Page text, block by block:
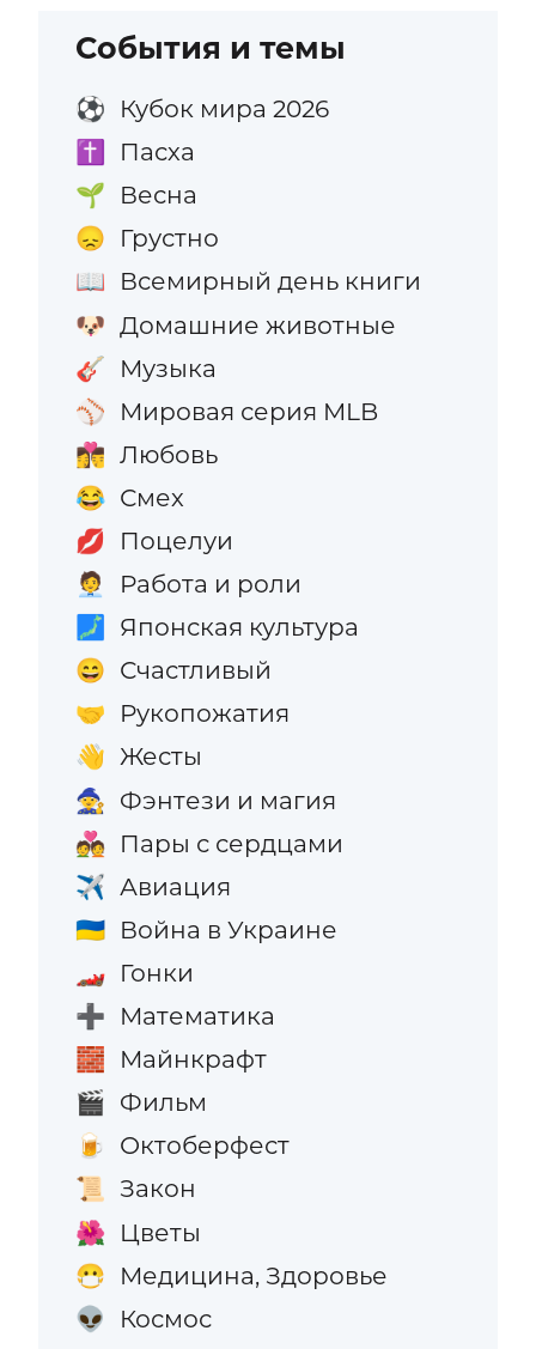
События и темы
⚽ Кубок мира 2026
✝️ Пасха
🌱 Весна
😞 Грустно
📖 Всемирный день книги
🐶 Домашние животные
🎸 Музыка
⚾ Мировая серия MLB
👩‍❤️‍💋‍👨 Любовь
😂 Смех
💋 Поцелуи
🧑‍💼 Работа и роли
🗾 Японская культура
😄 Счастливый
🤝 Рукопожатия
👋 Жесты
🧙 Фэнтези и магия
💑 Пары с сердцами
✈️ Авиация
🇺🇦 Война в Украине
🏎️ Гонки
➕ Математика
🧱 Майнкрафт
🎬 Фильм
🍺 Октоберфест
📜 Закон
🌺 Цветы
😷 Медицина, Здоровье
👽 Космос